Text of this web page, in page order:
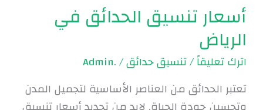
أسعار تنسيق الحدائق في
الرياض
اترك تعليقاً/تنسيق حدائق/
.Admin
تعتبر الحدائق من العناصر الأساسية لتجميل المدن
أسعار
تنسيق
الحدائق
في
الرياض